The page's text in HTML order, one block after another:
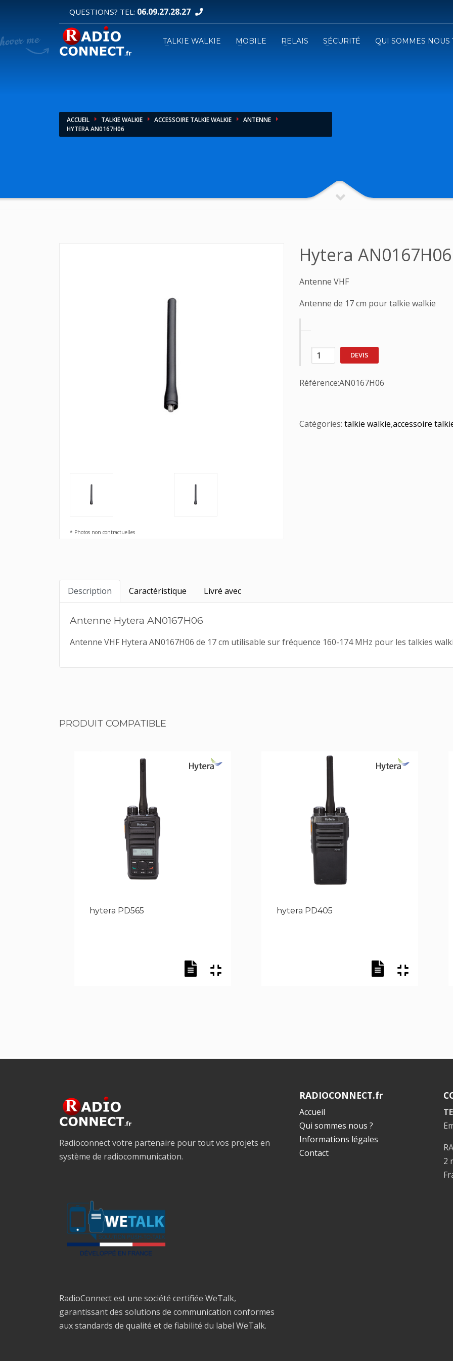
DEMANDE DE DEVIS
1 Sélectionnez vos produits.
QUESTIONS? TEL: 06.09.27.28.27
TALKIE WALKIE MOBILE RELAIS SÉCURITÉ QUI SOMMES NOUS
ACCUEIL TALKIE WALKIE ACCESSOIRE TALKIE WALKIE
ANTENNE
HYTERA AN0167H06
* Photos non contractuelles
Hytera AN0167H06
Antenne VHF
Antenne de 17 cm pour talkie walkie
DEVIS
Référence:AN0167H06
Catégories: talkie walkie,accessoire
Description Caractéristique Livré avec
Antenne Hytera AN0167H06
Antenne VHF Hytera AN0167H06 de 17 cm utilisable sur fréquence 160-174 MHz pour les talkies
PRODUIT COMPATIBLE
hytera PD565 hytera PD405
Radioconnect votre partenaire pour tout vos projets en
système de radiocommunication.
RadioConnect est une société certifiée WeTalk,
garantissant des solutions de communication conformes
aux standards de qualité et de fiabilité du label WeTalk.
RADIOCONNECT.fr
Accueil
Qui sommes nous ?
Informations légales
Contact
2